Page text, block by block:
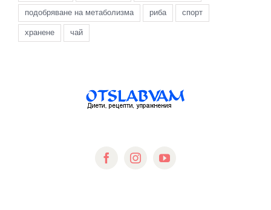
подобряване на метаболизма риба спорт
хранене чай